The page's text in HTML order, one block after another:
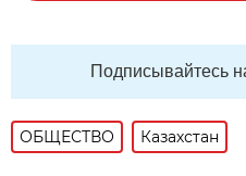
Подписывайтесь
ОБЩЕСТВО Казахстан